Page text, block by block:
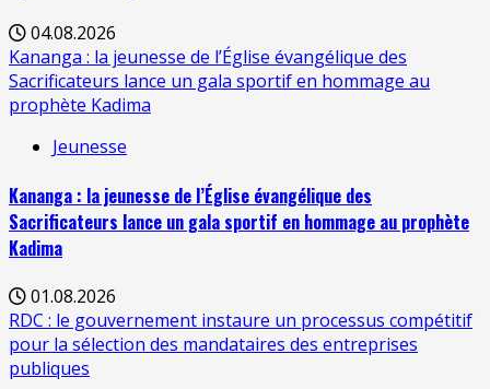
04.08.2026
Kananga : la jeunesse de l’Église évangélique des
Sacrificateurs lance un gala sportif en hommage au
prophète Kadima
Jeunesse
Kananga : la jeunesse de l’Église évangélique des
Sacrificateurs lance un gala sportif en hommage au prophète
Kadima
01.08.2026
RDC : le gouvernement instaure un processus compétitif
pour la sélection des mandataires des entreprises
publiques